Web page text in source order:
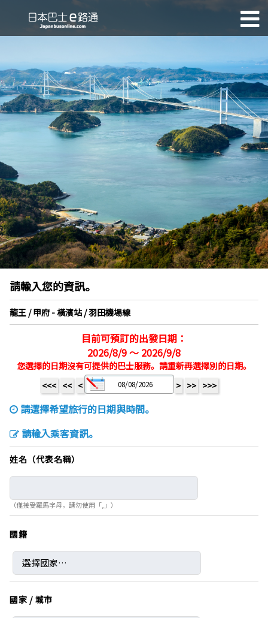
請輸入您的資訊。
龍王 / 甲府 - 橫濱站 / 羽田機場線
目前可預訂的出發日期：
2026/8/9 ～ 2026/9/8
您選擇的日期沒有可提供的巴士服務。請重新再選擇別的日期。
<<< << < > >> >>>
請選擇希望旅行的日期與時間。
請輸入乘客資訊。
姓名（代表名稱）
（僅接受羅馬字母，請勿使用「,」）
國籍
國家 / 城市